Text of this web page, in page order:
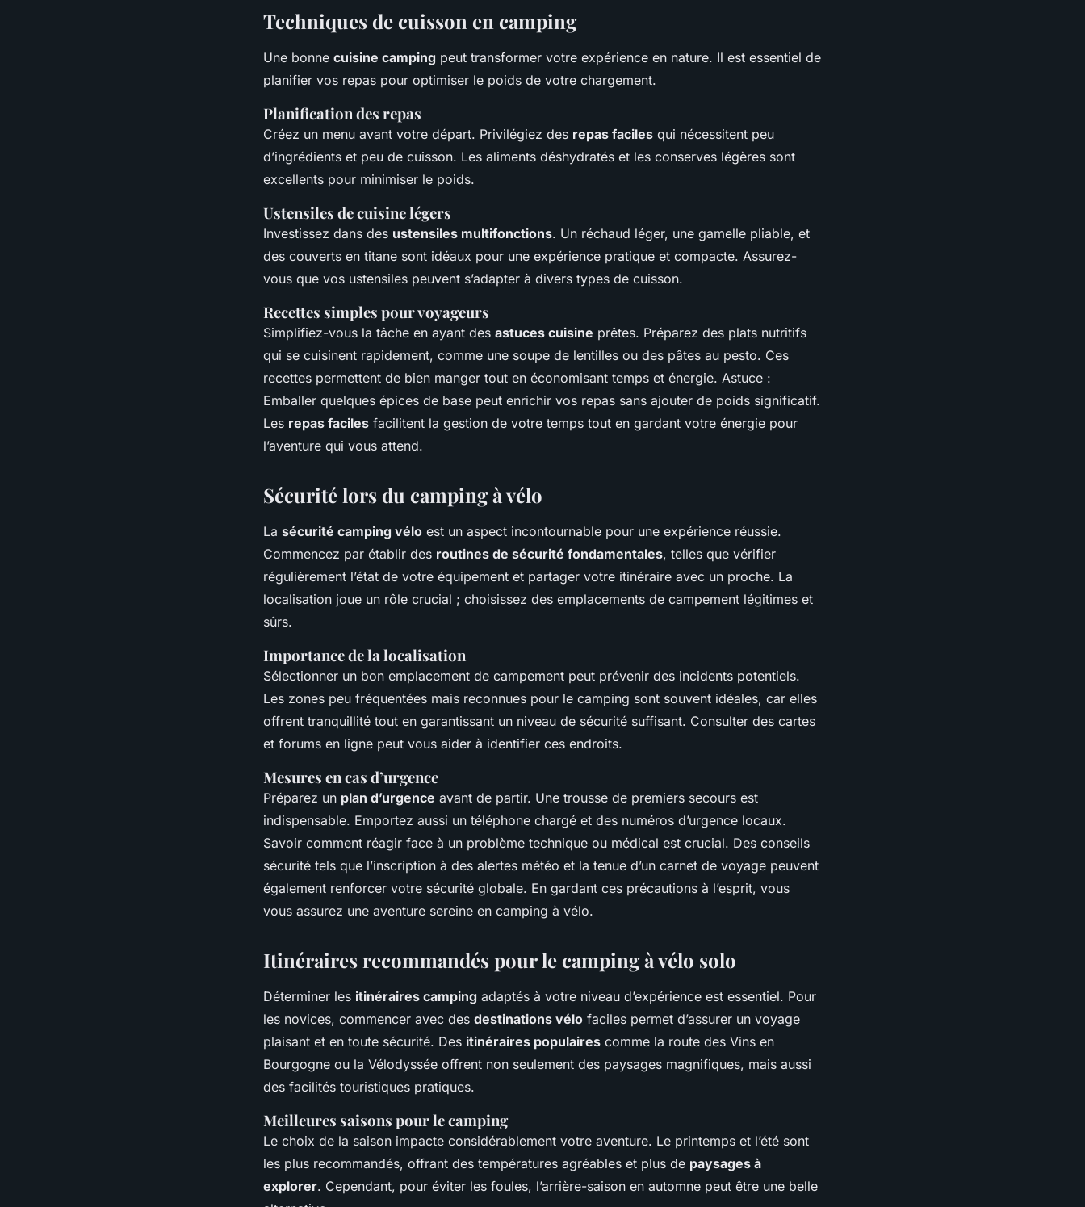
Techniques de cuisson en camping
Une bonne cuisine camping peut transformer votre expérience en nature. Il est essentiel de
planifier vos repas pour optimiser le poids de votre chargement.
Planification des repas
Créez un menu avant votre départ. Privilégiez des repas faciles qui nécessitent peu
d’ingrédients et peu de cuisson. Les aliments déshydratés et les conserves légères sont
excellents pour minimiser le poids.
Ustensiles de cuisine légers
Investissez dans des ustensiles multifonctions. Un réchaud léger, une gamelle pliable, et
des couverts en titane sont idéaux pour une expérience pratique et compacte. Assurez-
vous que vos ustensiles peuvent s’adapter à divers types de cuisson.
Recettes simples pour voyageurs
Simplifiez-vous la tâche en ayant des astuces cuisine prêtes. Préparez des plats nutritifs
qui se cuisinent rapidement, comme une soupe de lentilles ou des pâtes au pesto. Ces
recettes permettent de bien manger tout en économisant temps et énergie. Astuce :
Emballer quelques épices de base peut enrichir vos repas sans ajouter de poids significatif.
Les repas faciles facilitent la gestion de votre temps tout en gardant votre énergie pour
l’aventure qui vous attend.
Sécurité lors du camping à vélo
La sécurité camping vélo est un aspect incontournable pour une expérience réussie.
Commencez par établir des routines de sécurité fondamentales, telles que vérifier
régulièrement l’état de votre équipement et partager votre itinéraire avec un proche. La
localisation joue un rôle crucial ; choisissez des emplacements de campement légitimes et
sûrs.
Importance de la localisation
Sélectionner un bon emplacement de campement peut prévenir des incidents potentiels.
Les zones peu fréquentées mais reconnues pour le camping sont souvent idéales, car elles
offrent tranquillité tout en garantissant un niveau de sécurité suffisant. Consulter des cartes
et forums en ligne peut vous aider à identifier ces endroits.
Mesures en cas d’urgence
Préparez un plan d’urgence avant de partir. Une trousse de premiers secours est
indispensable. Emportez aussi un téléphone chargé et des numéros d’urgence locaux.
Savoir comment réagir face à un problème technique ou médical est crucial. Des conseils
sécurité tels que l’inscription à des alertes météo et la tenue d’un carnet de voyage peuvent
également renforcer votre sécurité globale. En gardant ces précautions à l’esprit, vous
vous assurez une aventure sereine en camping à vélo.
Itinéraires recommandés pour le camping à vélo solo
Déterminer les itinéraires camping adaptés à votre niveau d’expérience est essentiel. Pour
les novices, commencer avec des destinations vélo faciles permet d’assurer un voyage
plaisant et en toute sécurité. Des itinéraires populaires comme la route des Vins en
Bourgogne ou la Vélodyssée offrent non seulement des paysages magnifiques, mais aussi
des facilités touristiques pratiques.
Meilleures saisons pour le camping
Le choix de la saison impacte considérablement votre aventure. Le printemps et l’été sont
les plus recommandés, offrant des températures agréables et plus de paysages à
explorer. Cependant, pour éviter les foules, l’arrière-saison en automne peut être une belle